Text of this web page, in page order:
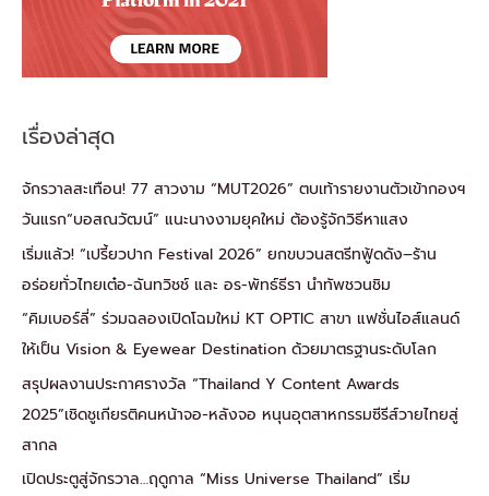
เรื่องล่าสุด
จักรวาลสะเทือน! 77 สาวงาม “MUT2026” ตบเท้ารายงานตัวเข้ากองฯ
วันแรก“บอสณวัฒน์” แนะนางงามยุคใหม่ ต้องรู้จักวิธีหาแสง
เริ่มแล้ว! “เปรี้ยวปาก Festival 2026” ยกขบวนสตรีทฟู้ดดัง–ร้าน
อร่อยทั่วไทยเต๋อ-ฉันทวิชช์ และ อร-พัทธ์ธีรา นำทัพชวนชิม
“คิมเบอร์ลี่” ร่วมฉลองเปิดโฉมใหม่ KT OPTIC สาขา แฟชั่นไอส์แลนด์
ให้เป็น Vision & Eyewear Destination ด้วยมาตรฐานระดับโลก
สรุปผลงานประกาศรางวัล “Thailand Y Content Awards
2025”เชิดชูเกียรติคนหน้าจอ-หลังจอ หนุนอุตสาหกรรมซีรีส์วายไทยสู่
สากล
เปิดประตูสู่จักรวาล…ฤดูกาล “Miss Universe Thailand” เริ่ม